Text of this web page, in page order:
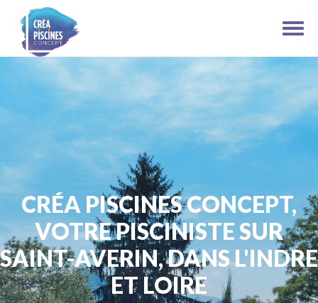
CRÉA PISCINES CONCEPT,
VOTRE PISCINISTE SUR
SAINT-AVERIN, DANS L'INDRE
ET LOIRE